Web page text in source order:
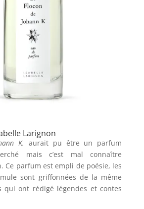
Larignon
K. aurait pu être un parfum
mais c’est mal connaître
Ce parfum est empli de poésie, les
sont griffonnées de la même
qui ont rédigé légendes et contes